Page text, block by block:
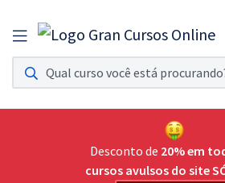
Assinatura Ilimitada 11
Acesso a todos os cursos. Teste grátis por 7 dias!
Assinatura OAB Até Passar
Acesso ilimitado a toda preparação para o Exame
Desconto de 20% em
cursos avulsos do site